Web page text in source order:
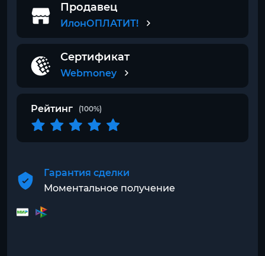
Продавец
ИлонОПЛАТИТ!
Сертификат
Webmoney
Рейтинг (100%)
Гарантия сделки
Моментальное получение